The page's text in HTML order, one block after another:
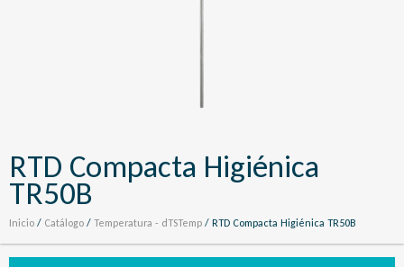
RTD Compacta Higiénica
TR50B
Inicio / Catálogo / Temperatura - dTSTemp / RTD Compacta Higiénica TR50B